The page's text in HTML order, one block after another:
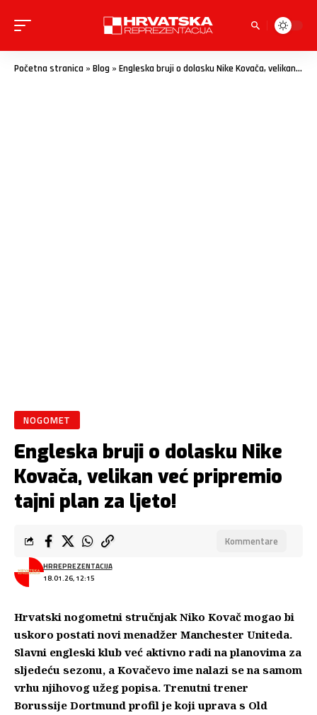
Početna stranica » Blog » Engleska bruji o dolasku Nike Kovača, velikan već pripremio tajni plan za ljeto!
NOGOMET
Engleska bruji o dolasku Nike
Kovača, velikan već pripremio
tajni plan za ljeto!
18.01.26, 12:15
HRREPREZENTACIJA
Kommentare
Hrvatski nogometni stručnjak Niko Kovač mogao bi
uskoro postati novi menadžer Manchester Uniteda.
Slavni engleski klub već aktivno radi na planovima za
sljedeću sezonu, a Kovačevo ime nalazi se na samom
vrhu njihovog užeg popisa. Trenutni trener
Borussije Dortmund profil je koji uprava s Old